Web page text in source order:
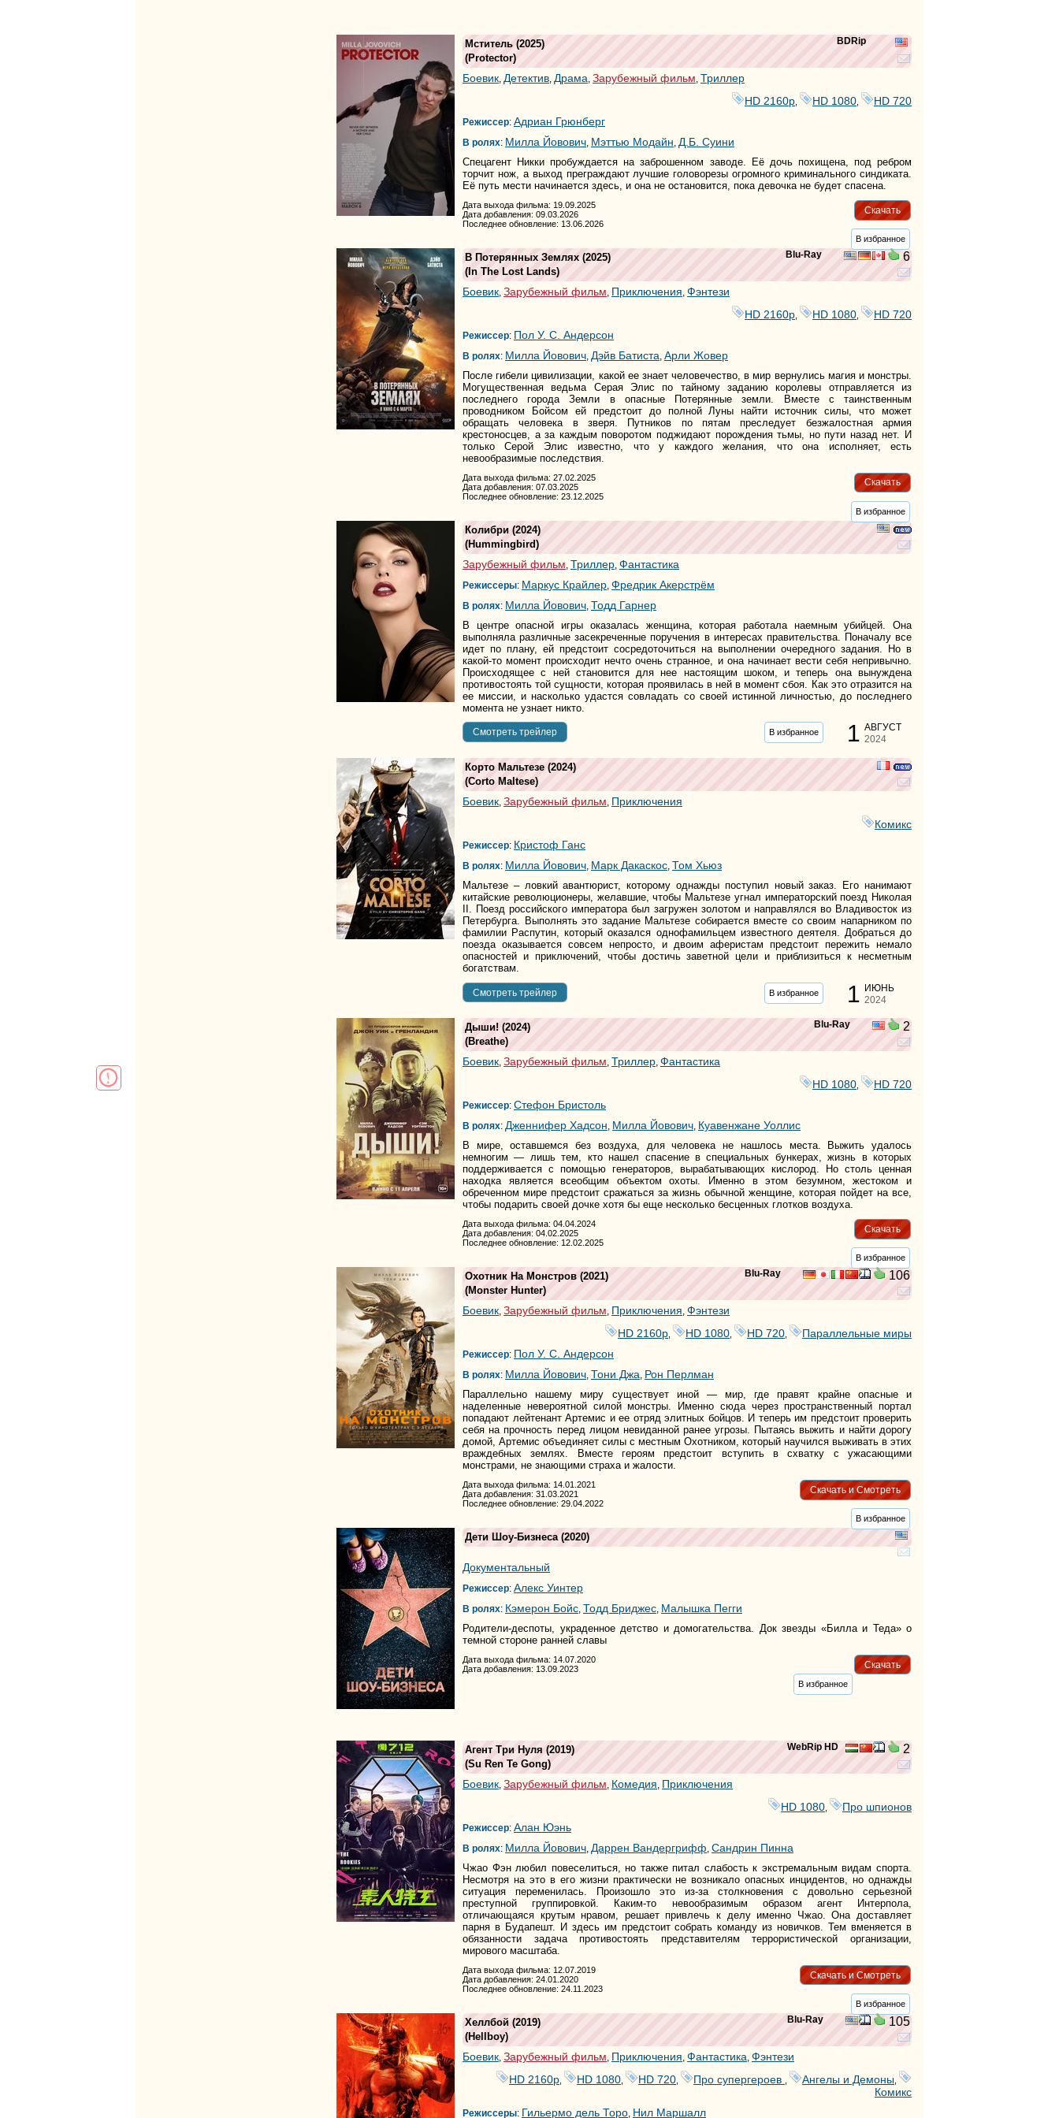
BDRip
Мститель (2025)
(Protector)
Боевик, Детектив, Драма, Зарубежный фильм, Триллер
HD 2160р
HD 1080 HD 720
Режиссер: Адриан Грюнберг
В ролях: Милла Йовович, Мэттью Модайн, Д.Б. Суини
Спецагент Никки пробуждается на заброшенном заводе. Её дочь похищена, под ребром
торчит нож, а выход преграждают лучшие головорезы огромного криминального синдиката.
Её путь мести начинается здесь, и она не остановится, пока девочка не будет спасена.
Скачать
Дата выхода фильма: 19.09.2025
Дата добавления: 09.03.2026
Последнее обновление: 13.06.2026
В избранное
Blu-Ray 6
В Потерянных Землях (2025)
( In The Lost Lands)
Боевик, Зарубежный фильм, Приключения, Фэнтези
HD 2160р
HD 1080 HD 720
Режиссер: Пол У. С. Андерсон
В ролях: Милла Йовович, Дэйв Батиста, Арли Жовер
После гибели цивилизации, какой ее знает человечество, в мир вернулись магия и монстры.
Могущественная ведьма Серая Элис по тайному заданию королевы отправляется из
последнего города Земли в опасные Потерянные земли. Вместе с таинственным
проводником Бойсом ей предстоит до полной Луны найти источник силы, что может
обращать человека в зверя. Путников по пятам преследует безжалостная армия
крестоносцев, а за каждым поворотом поджидают порождения тьмы, но пути назад нет. И
только Серой Элис известно, что у каждого желания, что она исполняет, есть
невообразимые последствия.
Скачать
Дата выхода фильма: 27.02.2025
Дата добавления: 07.03.2025
Последнее обновление: 23.12.2025
В избранное
Колибри (2024)
(Hummingbird)
Зарубежный фильм Триллер Фантастика
Режиссеры: Маркус Крайлер Фредрик Акерстрём
В ролях: Милла Йовович Тодд Гарнер
В центре опасной игры оказалась женщина, которая работала наемным убийцей. Она
выполняла различные засекреченные поручения в интересах правительства. Поначалу все
идет по плану, ей предстоит сосредоточиться на выполнении очередного задания. Но в
какой-то момент происходит нечто очень странное, и она начинает вести себя непривычно.
Происходящее с ней становится для нее настоящим шоком, и теперь она вынуждена
противостоять той сущности, которая проявилась в ней в момент сбоя. Как это отразится на
ее миссии, и насколько удастся совладать со своей истинной личностью, до последнего
момента не узнает никто.
1 АВГУСТ
2024
Cмотреть трейлер В избранное
Корто Мальтезе (2024)
(Corto Maltese)
Боевик, Зарубежный фильм, Приключения
Комикс
Режиссер: Кристоф Ганс
В ролях: Милла Йовович, Марк Дакаскос, Том Хьюз
Мальтезе – ловкий авантюрист, которому однажды поступил новый заказ. Его нанимают
китайские революционеры, желавшие, чтобы Мальтезе угнал императорский поезд Николая
II. Поезд российского императора был загружен золотом и направлялся во Владивосток из
Петербурга. Выполнять это задание Мальтезе собирается вместе со своим напарником по
фамилии Распутин, который оказался однофамильцем известного деятеля. Добраться до
поезда оказывается совсем непросто, и двоим аферистам предстоит пережить немало
опасностей и приключений, чтобы достичь заветной цели и приблизиться к несметным
богатствам.
1 ИЮНЬ
2024
Cмотреть трейлер В избранное
Blu-Ray 2
Дыши! (2024)
(Breathe)
Боевик, Зарубежный фильм, Триллер, Фантастика
HD 1080, HD 720
Режиссер: Стефон Бристоль
В ролях: Дженнифер Хадсон, Милла Йовович, Куавенжане Уоллис
В мире, оставшемся без воздуха, для человека не нашлось места. Выжить удалось
немногим — лишь тем, кто нашел спасение в специальных бункерах, жизнь в которых
поддерживается с помощью генераторов, вырабатывающих кислород. Но столь ценная
находка является всеобщим объектом охоты. Именно в этом безумном, жестоком и
обреченном мире предстоит сражаться за жизнь обычной женщине, которая пойдет на все,
чтобы подарить своей дочке хотя бы еще несколько бесценных глотков воздуха.
Скачать
Дата выхода фильма: 04.04.2024
Дата добавления: 04.02.2025
Последнее обновление: 12.02.2025
В избранное
Blu-Ray 106
Охотник На Монстров (2021)
(Monster Hunter)
Боевик, Зарубежный фильм, Приключения, Фэнтези
HD 2160р
HD 1080 HD 720 Параллельные миры
Режиссер: Пол У. С. Андерсон
В ролях: Милла Йовович, Тони Джа, Рон Перлман
Параллельно нашему миру существует иной — мир, где правят крайне опасные и
наделенные невероятной силой монстры. Именно сюда через пространственный портал
попадают лейтенант Артемис и ее отряд элитных бойцов. И теперь им предстоит проверить
себя на прочность перед лицом невиданной ранее угрозы. Пытаясь выжить и найти дорогу
домой, Артемис объединяет силы с местным Охотником, который научился выживать в этих
враждебных землях. Вместе героям предстоит вступить в схватку с ужасающими
монстрами, не знающими страха и жалости.
Скачать и Смотреть
Дата выхода фильма: 14.01.2021
Дата добавления: 31.03.2021
Последнее обновление: 29.04.2022
В избранное
Дети Шоу-Бизнеса(2020)
Документальный
Режиссер: Алекс Уинтер
В ролях: Кэмерон Бойс, Тодд Бриджес, Малышка Пегги
Родители-деспоты, украденное детство и домогательства. Док звезды «Билла и Теда» о
темной стороне ранней славы
Скачать
Дата выхода фильма: 14.07.2020
Дата добавления: 13.09.2023
В избранное
WebRip HD 2
Агент Три Нуля (2019)
(Su Ren Te Gong)
Боевик, Зарубежный фильм, Комедия, Приключения
HD 1080
Про шпионов
Режиссер: Алан Юэнь
В ролях: Милла Йовович, Даррен Вандергрифф, Сандрин Пинна
Чжао Фэн любил повеселиться, но также питал слабость к экстремальным видам спорта.
Несмотря на это в его жизни практически не возникало опасных инцидентов, но однажды
ситуация переменилась. Произошло это из-за столкновения с довольно серьезной
преступной группировкой. Каким-то невообразимым образом агент Интерпола,
отличающаяся крутым нравом, решает привлечь к делу именно Чжао. Она доставляет
парня в Будапешт. И здесь им предстоит собрать команду из новичков. Тем вменяется в
обязанности задача противостоять представителям террористической организации,
мирового масштаба.
Скачать и Смотреть
Дата выхода фильма: 12.07.2019
Дата добавления: 24.01.2020
Последнее обновление: 24.11.2023
В избранное
Blu-Ray 105
Хеллбой (2019)
(Hellboy)
Боевик Зарубежный фильм Приключения Фантастика Фэнтези
HD 2160р
HD 1080 HD 720 Про супергероев Ангелы и Демоны
Комикс
Режиссеры: Гильермо дель Торо Нил Маршалл